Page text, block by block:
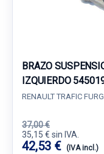
BRAZO
IZQUIERDO
RENAULT TRAFIC
37,00 €
35,15 € sin IVA.
42,53 € (IVA incl.)